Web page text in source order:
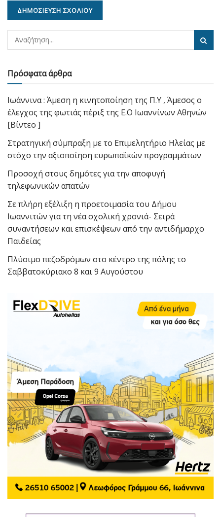
Πρόσφατα άρθρα
Ιωάννινα : Άμεση η κινητοποίηση της Π.Υ , Άμεσος ο
έλεγχος της φωτιάς πέριξ της Ε.Ο Ιωαννίνων Αθηνών
[Βίντεο ]
Στρατηγική σύμπραξη με το Επιμελητήριο Ηλείας με
στόχο την αξιοποίηση ευρωπαϊκών προγραμμάτων
Προσοχή στους δημότες για την αποφυγή
τηλεφωνικών απατών
Σε πλήρη εξέλιξη η προετοιμασία του Δήμου
Ιωαννιτών για τη νέα σχολική χρονιά- Σειρά
συναντήσεων και επισκέψεων από την αντιδήμαρχο
Παιδείας
Πλύσιμο πεζοδρόμων στο κέντρο της πόλης το
Σαββατοκύριακο 8 και 9 Αυγούστου